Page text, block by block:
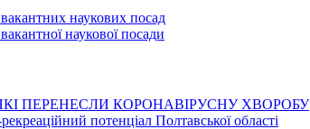
наукових посад
наукової посади
ПЕРЕНЕСЛИ КОРОНАВІРУСНУ ХВОРОБУ
потенціал Полтавської області